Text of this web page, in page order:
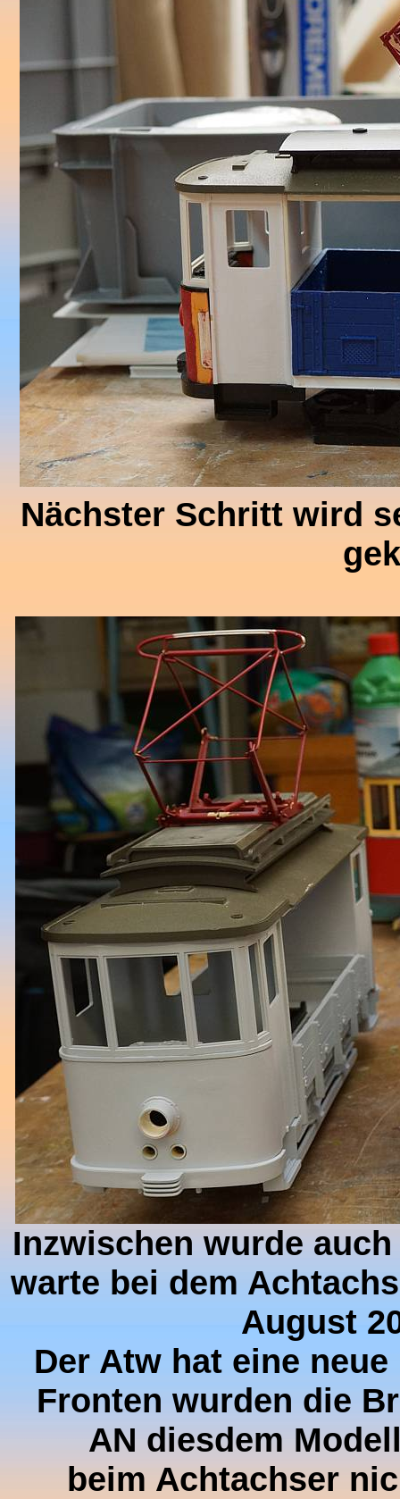
Nächster Schritt wird
Inzwischen wurde
warte bei dem
August
Der Atw hat eine
Fronten wurden die
AN diesdem
beim Achtachser